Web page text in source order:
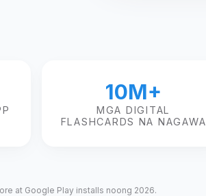
10M+
MGA DIGITAL
FLASHCARDS NA NAGAWA
at Google Play installs noong 2026.